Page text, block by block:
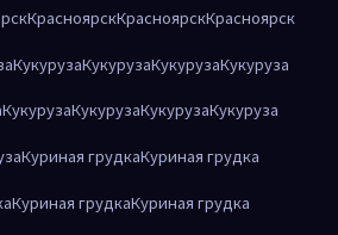
КрасноярскКрасноярскКрасноярск
КукурузаКукурузаКукурузаКукуруза
КукурузаКукурузаКукурузаКукуруза
Куриная грудкаКуриная грудка
Куриная грудкаКуриная грудка